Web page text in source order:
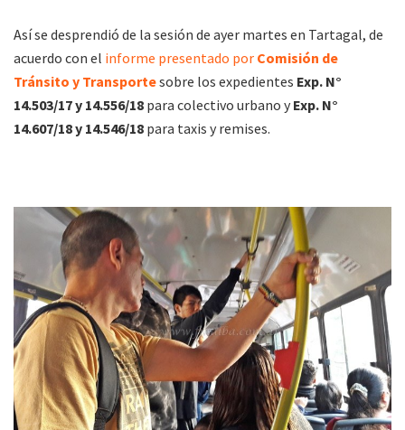
Así se desprendió de la sesión de ayer martes en Tartagal, de
acuerdo con el informe presentado por Comisión de
Tránsito y Transportesobre los expedientes Exp. N°
14.503/17 y 14.556/18 para colectivo urbano y Exp. N°
14.607/18 y 14.546/18 para taxis y remises.